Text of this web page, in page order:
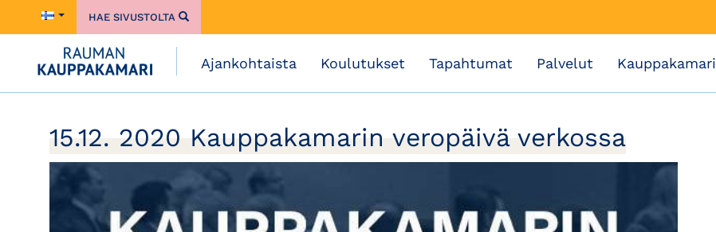
HAE SIVUSTOLTA
Ajankohtaista Koulutukset Tapahtumat Palvelut Kauppakamari
15.12. 2020 Kauppakamarin veropäivä verkossa